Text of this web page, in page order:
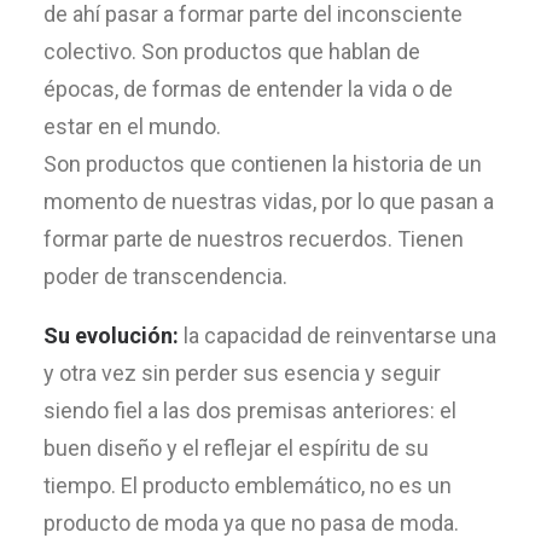
de ahí pasar a formar parte del inconsciente
colectivo. Son productos que hablan de
épocas, de formas de entender la vida o de
estar en el mundo.
Son productos que contienen la historia de un
momento de nuestras vidas, por lo que pasan a
formar parte de nuestros recuerdos. Tienen
poder de transcendencia.
Su evolución: la capacidad de reinventarse una
y otra vez sin perder sus esencia y seguir
siendo fiel a las dos premisas anteriores: el
buen diseño y el reflejar el espíritu de su
tiempo. El producto emblemático, no es un
producto de moda ya que no pasa de moda.